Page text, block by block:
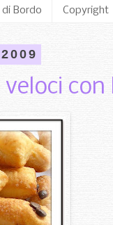
di Bordo Copyright
veloci